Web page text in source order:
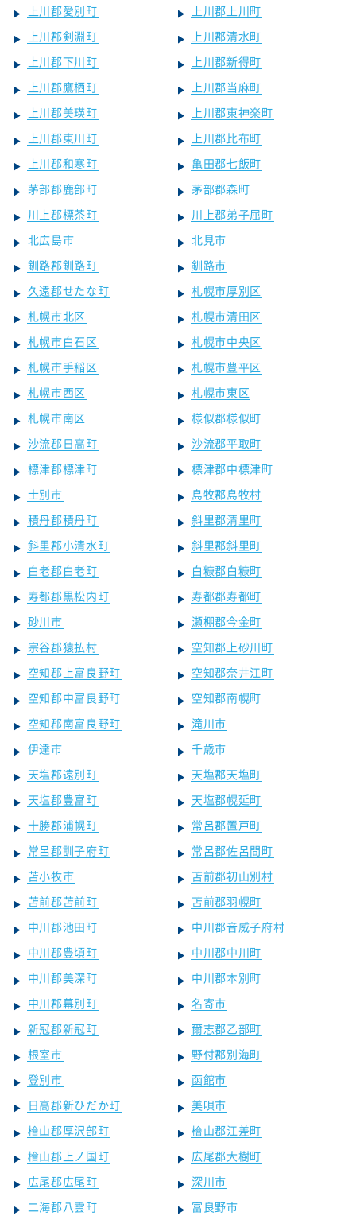
上川郡愛別町
上川郡上川町
上川郡剣淵町
上川郡清水町
上川郡下川町
上川郡新得町
上川郡鷹栖町
上川郡当麻町
上川郡美瑛町
上川郡東神楽町
上川郡東川町
上川郡比布町
上川郡和寒町
亀田郡七飯町
茅部郡鹿部町
茅部郡森町
川上郡標茶町
川上郡弟子屈町
北広島市
北見市
釧路郡釧路町
釧路市
久遠郡せたな町
札幌市厚別区
札幌市北区
札幌市清田区
札幌市白石区
札幌市中央区
札幌市手稲区
札幌市豊平区
札幌市西区
札幌市東区
札幌市南区
様似郡様似町
沙流郡日高町
沙流郡平取町
標津郡標津町
標津郡中標津町
士別市
島牧郡島牧村
積丹郡積丹町
斜里郡清里町
斜里郡小清水町
斜里郡斜里町
白老郡白老町
白糠郡白糠町
寿都郡黒松内町
寿都郡寿都町
砂川市
瀬棚郡今金町
宗谷郡猿払村
空知郡上砂川町
空知郡上富良野町
空知郡奈井江町
空知郡中富良野町
空知郡南幌町
空知郡南富良野町
滝川市
伊達市
千歳市
天塩郡遠別町
天塩郡天塩町
天塩郡豊富町
天塩郡幌延町
十勝郡浦幌町
常呂郡置戸町
常呂郡訓子府町
常呂郡佐呂間町
苫小牧市
苫前郡初山別村
苫前郡苫前町
苫前郡羽幌町
中川郡池田町
中川郡音威子府村
中川郡豊頃町
中川郡中川町
中川郡美深町
中川郡本別町
中川郡幕別町
名寄市
新冠郡新冠町
爾志郡乙部町
根室市
野付郡別海町
登別市
函館市
日高郡新ひだか町
美唄市
檜山郡厚沢部町
檜山郡江差町
檜山郡上ノ国町
広尾郡大樹町
広尾郡広尾町
深川市
二海郡八雲町
富良野市